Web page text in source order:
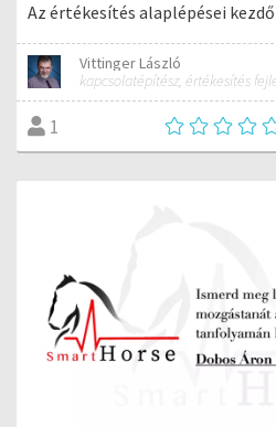
Az értékesítés alaplépései
Vittinger László
kapcsolatépítész, értékesítés
1